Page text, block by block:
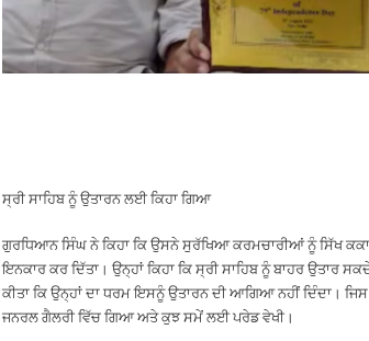
ਸ੍ਰੀ ਸਾਹਿਬ ਨੂੰ ਉਤਾਰਨ ਲਈ ਕਿਹਾ ਗਿਆ
ਗੁਰਧਿਆਨ ਸਿੰਘ ਨੇ ਕਿਹਾ ਕਿ ਉਸਨੇ ਸੁਰੱਖਿਆ ਕਰਮਚਾਰੀਆਂ ਨੂੰ ਸਿੱਖ
ਇਨਕਾਰ ਕਰ ਦਿੱਤਾ। ਉਨ੍ਹਾਂ ਕਿਹਾ ਕਿ ਸ੍ਰੀ ਸਾਹਿਬ ਨੂੰ ਬਾਹਰ ਉਤਾਰ
ਕੀਤਾ ਕਿ ਉਨ੍ਹਾਂ ਦਾ ਧਰਮ ਇਸਨੂੰ ਉਤਾਰਨ ਦੀ ਆਗਿਆ ਨਹੀਂ ਦਿੰਦਾ।
ਜਨਰਲ ਗੈਲਰੀ ਵਿੱਚ ਗਿਆ ਅਤੇ ਕੁਝ ਸਮੇਂ ਲਈ ਪਰੇਡ ਵੇਖੀ।